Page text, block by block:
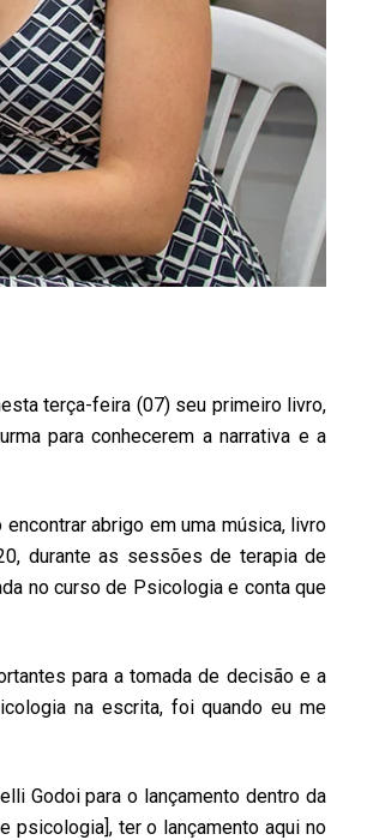
terça-feira (07) seu primeiro livro,
para conhecerem a narrativa e a
abrigo em uma música, livro
durante as sessões de terapia de
no curso de Psicologia e conta que
para a tomada de decisão e a
na escrita, foi quando eu me
Godoi para o lançamento dentro da
psicologia], ter o lançamento aqui no